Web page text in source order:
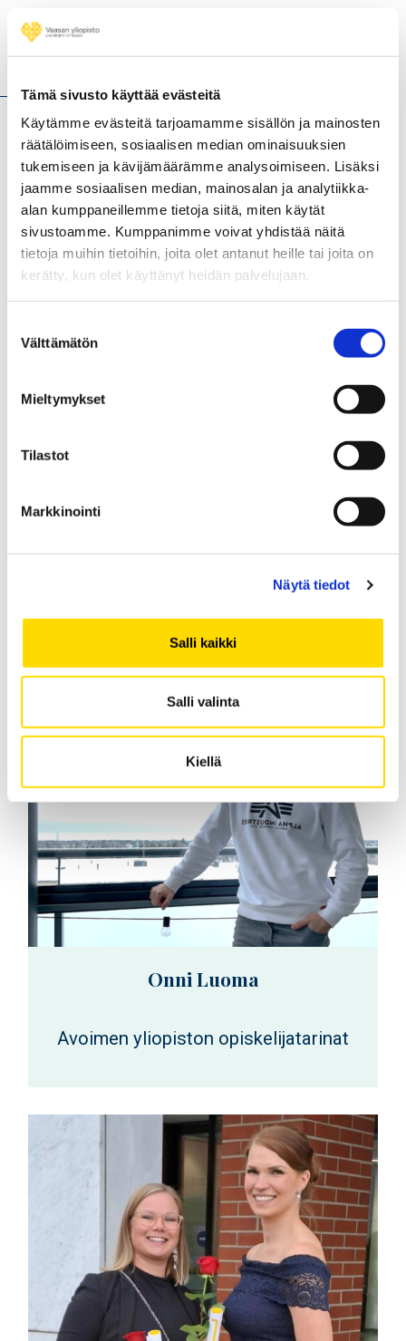
Tämä sivusto käyttää evästeitä
Käytämme evästeitä tarjoamamme sisällön ja mainosten
räätälöimiseen, sosiaalisen median ominaisuuksien
tukemiseen ja kävijämäärämme analysoimiseen. Lisäksi
jaamme sosiaalisen median, mainosalan ja analytiikka-
alan kumppaneillemme tietoja siitä, miten käytät
sivustoamme. Kumppanimme voivat yhdistää näitä
tietoja muihin tietoihin, joita olet antanut heille tai joita on
kerätty, kun olet käyttänyt heidän palvelujaan.
valinta
Välttämätön
Mieltymykset
Tilastot
Markkinointi
Näytä tiedot
Salli kaikki
Salli valinta
Kiellä
Noise and Vibration Engineer, Wärtsilä
Onni Luoma
Avoimen yliopiston opiskelijatarinat